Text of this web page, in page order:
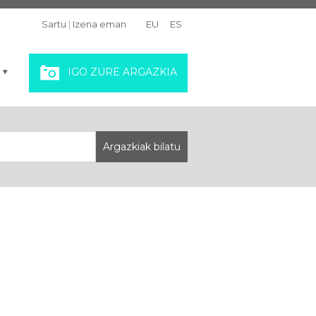
Sartu | Izena eman EU ES
IGO ZURE ARGAZKIA